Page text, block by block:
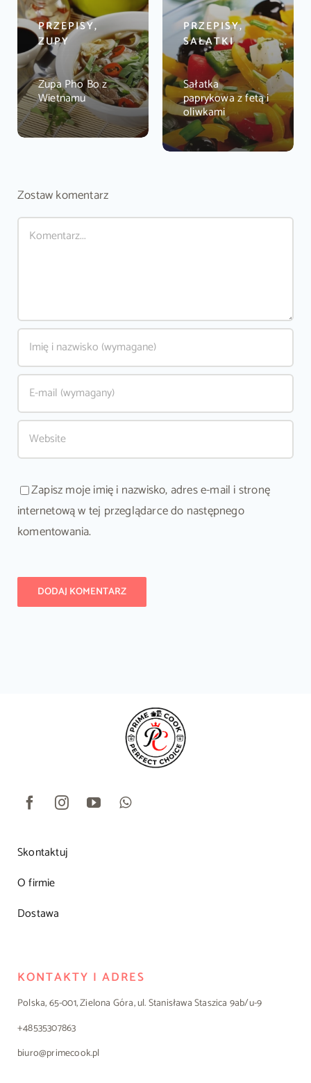
PRZEPISY,
ZUPY
Zupa Pho Bo z
Wietnamu
PRZEPISY,
SAŁATKI
Sałatka
paprykowa z fetą i
oliwkami
Zostaw komentarz
Comment
Zapisz moje imię i nazwisko, adres e-mail i stronę
internetową w tej przeglądarce do następnego
komentowania.
Skontaktuj
O firmie
Dostawa
KONTAKTY I ADRES
Polska, 65-001, Zielona Góra, ul. Stanisława Staszica 9ab/u-9
+48535307863
biuro@primecook.pl